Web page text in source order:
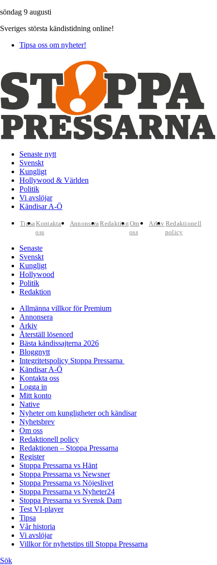
söndag 9 augusti
Sveriges största kändistidning online!
Tipsa oss om nyheter!
Senaste nytt
Svenskt
Kungligt
Hollywood & Världen
Politik
Vi avslöjar
Kändisar A-Ö
TipsaKontakta
oss
AnnonseraRedaktion Om
oss
Arkiv Redaktionell
policy
Senaste
Svenskt
Kungligt
Hollywood
Politik
Redaktion
Allmänna villkor för Premium
Annonsera
Arkiv
Återställ lösenord
Bästa kändissajterna 2026
Bloggnytt
Integritetspolicy Stoppa Pressarna
Kändisar A-Ö
Kontakta oss
Logga in
Mitt konto
Native
Nyheter om kungligheter och kändisar
Nyhetsbrev
Om oss
Redaktionell policy
Redaktionen – Stoppa Pressarna
Register
Stoppa Pressarna vs Hänt
Stoppa Pressarna vs Newsner
Stoppa Pressarna vs Nöjeslivet
Stoppa Pressarna vs Nyheter24
Stoppa Pressarna vs Svensk Dam
Test VI-player
Tipsa
Vår historia
Vi avslöjar
Villkor för nyhetstips till Stoppa Pressarna
Sök